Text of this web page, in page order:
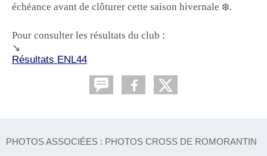
échéance avant de clôturer cette saison hivernale ❄️.
Pour consulter les résultats du club :
↘️
Résultats ENL44
PHOTOS ASSOCIÉES : PHOTOS CROSS DE ROMORANTIN